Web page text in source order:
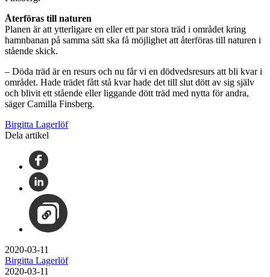
Återföras till naturen
Planen är att ytterligare en eller ett par stora träd i området kring
hamnbanan på samma sätt ska få möjlighet att återföras till naturen i
stående skick.
– Döda träd är en resurs och nu får vi en dödvedsresurs att bli kvar i
området. Hade trädet fått stå kvar hade det till slut dött av sig själv
och blivit ett stående eller liggande dött träd med nytta för andra,
säger Camilla Finsberg.
Birgitta Lagerlöf
Dela artikel
2020-03-11
Birgitta Lagerlöf
2020-03-11